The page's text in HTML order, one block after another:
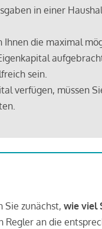
in einer
Ihnen die maximal
sein.
verfügen, müssen
Sie zunächst, wie viel
an die